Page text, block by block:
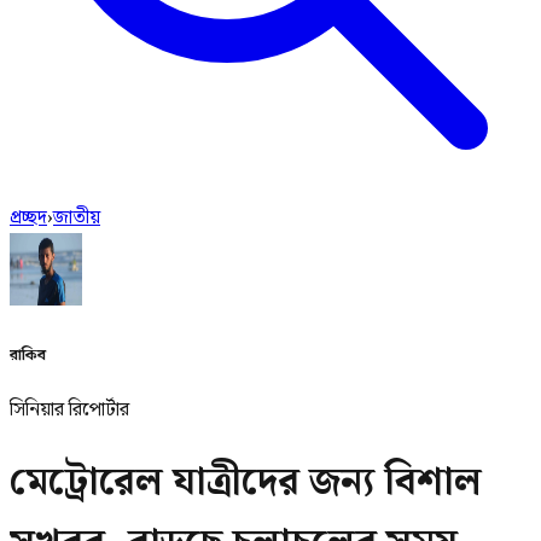
প্রচ্ছদ›জাতীয়
রাকিব
সিনিয়ার রিপোর্টার
মেট্রোরেল যাত্রীদের জন্য বিশাল